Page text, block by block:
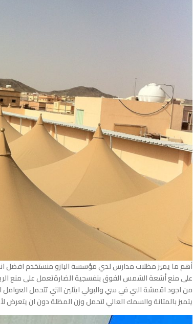
أهم ما يميز مظلات مدارس لدي مؤسسة البازو منستخدم افضل
على منع أشعة الشمس الفوق بنفسجية الضارةتعمل على منع
من اجود اقمشة البي في سي والبولي ايثلين التي تتحمل العوامل
يتميز بالمتانة والسمك العالي لتحمل وزن المظلة دون ان يتعرض